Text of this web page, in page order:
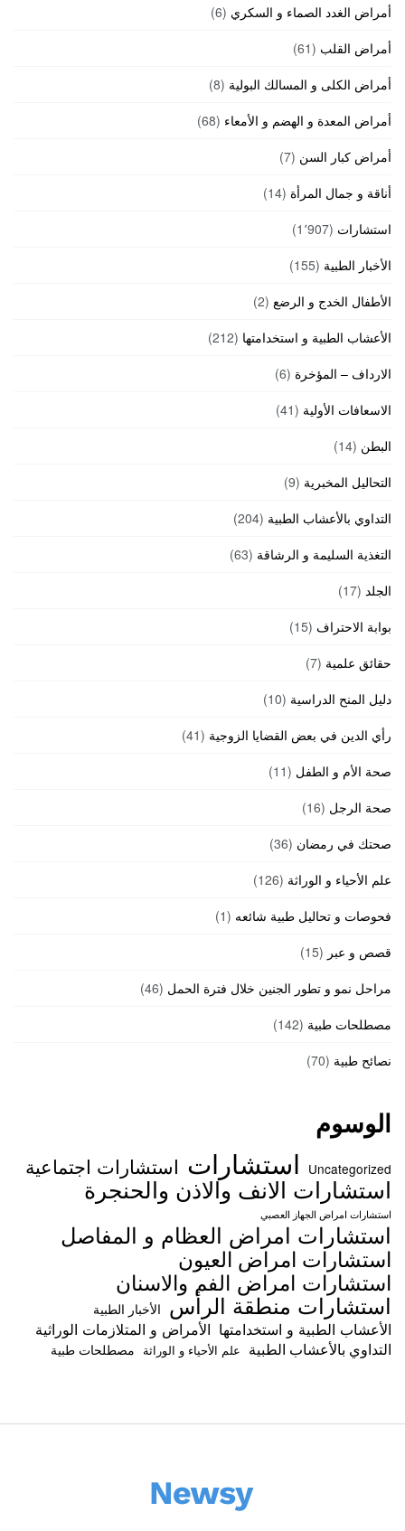
أمراض الغدد الصماء و السكري (6)
أمراض القلب (61)
أمراض الكلى و المسالك البولية (8)
أمراض المعدة و الهضم و الأمعاء (68)
أمراض كبار السن (7)
أناقة و جمال المرأة (14)
استشارات (1٬907)
الأخبار الطبية (155)
الأطفال الخدج و الرضع (2)
الأعشاب الطبية و استخدامتها (212)
الارداف – المؤخرة (6)
الاسعافات الأولية (41)
البطن (14)
التحاليل المخبرية (9)
التداوي بالأعشاب الطبية (204)
التغذية السليمة و الرشاقة (63)
الجلد (17)
بوابة الاحتراف (15)
حقائق علمية (7)
دليل المنح الدراسية (10)
رأي الدين في بعض القضايا الزوجية (41)
صحة الأم و الطفل (11)
صحة الرجل (16)
صحتك في رمضان (36)
علم الأحياء و الوراثة (126)
فحوصات و تحاليل طبية شائعه (1)
قصص و عبر (15)
مراحل نمو و تطور الجنين خلال فترة الحمل (46)
مصطلحات طبية (142)
نصائح طبية (70)
الوسوم
Uncategorized استشارات استشارات اجتماعية
استشارات الانف والاذن والحنجرة
استشارات امراض الجهاز العصبي
استشارات امراض العظام و المفاصل
استشارات امراض العيون
استشارات امراض الفم والاسنان
استشارات منطقة الرأس الأخبار الطبية
الأعشاب الطبية و استخدامتها الأمراض و المتلازمات الوراثية
التداوي بالأعشاب الطبية علم الأحياء و الوراثة مصطلحات طبية